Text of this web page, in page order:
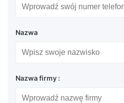
Nazwa
Nazwa firmy :